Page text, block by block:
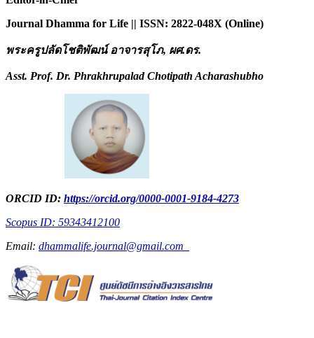
Journal Dhamma for Life || ISSN: 2822-048X (Online)
พระครูปลัดโชติพัฒน์ อาจารสุโภ, ผศ.ดร.
Asst. Prof. Dr. Phrakhrupalad Chotipath Acharashubho
ORCID ID: https://orcid.org/0000-0001-9184-4273
Scopus ID: 59343412100
Email: dhammalife.journal@gmail.com